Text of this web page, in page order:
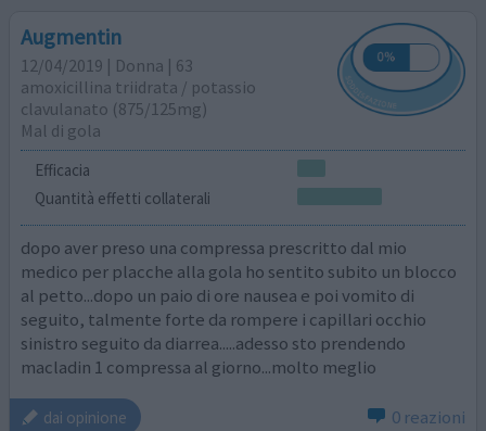
Augmentin
12/04/2019 | Donna | 63
amoxicillina triidrata / potassio
clavulanato (875/125mg)
Mal di gola
Efficacia
Quantità effetti collaterali
dopo aver preso una compressa prescritto dal mio
medico per placche alla gola ho sentito subito un blocco
al petto...dopo un paio di ore nausea e poi vomito di
seguito, talmente forte da rompere i capillari occhio
sinistro seguito da diarrea.....adesso sto prendendo
macladin 1 compressa al giorno...molto meglio
dai opinione 0 reazioni